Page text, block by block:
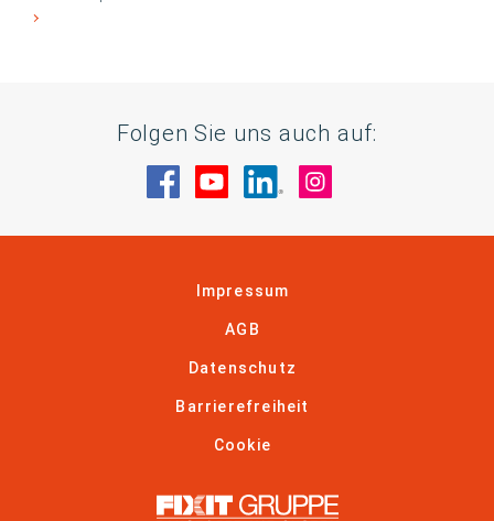
Folgen Sie uns auch auf:
Besuche uns auf Facebook
Besuche uns auf YouTube
Besuche uns auf
Impressum
AGB
Datenschutz
Barrierefreiheit
Cookie